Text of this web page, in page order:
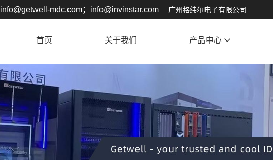
info@getwell-mdc.com；info@invinstar.com 广州格纬尔电子有限公司
首页 关于我们 产品中心